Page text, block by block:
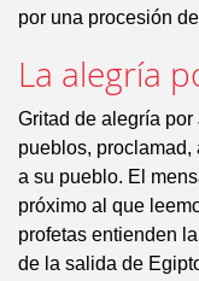
por una procesión
La alegría
Gritad de alegría
pueblos,
a su pueblo. El
próximo al que
profetas entienden
de la salida de